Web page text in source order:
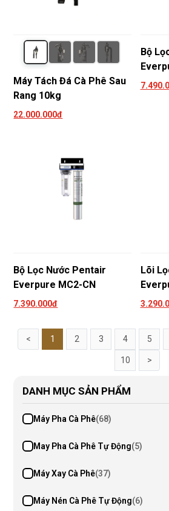
DANH MỤC SẢN PHẨM
Máy Pha Cà Phê(68)
May Pha Cà Phê Tự Động(5)
Máy Xay Cà Phê(37)
Máy Nén Cà Phê Tự Động(6)
Máy Tách Đá Cà Phê Sau
Rang 10kg
22.000.000đ
Bộ
Bộ Lọc Nước Pentair
Everpure MC2-CN
7.390.000đ
Lõi
< 1 2 3 4 5
10 >